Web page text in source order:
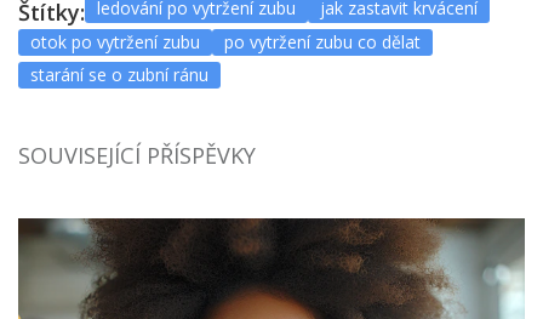
Štítky: ledování po vytržení zubu
jak zastavit krvácení
otok po vytržení zubu
po vytržení zubu co dělat
starání se o zubní ránu
SOUVISEJÍCÍ PŘÍSPĚVKY